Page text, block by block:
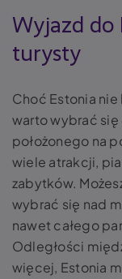
Wyjazd do
turysty
Choć Estonia
warto wybrać
położonego na
wiele atrakcji,
zabytków.
wybrać się nad
nawet całego
Odległości
więcej, Estonia